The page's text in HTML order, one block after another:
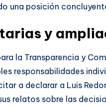
una posición
y
la Transparencia y
responsabilidades
a declarar a Luis
relatos sobre las